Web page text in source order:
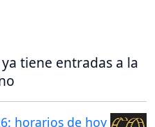
tiene entradas a la